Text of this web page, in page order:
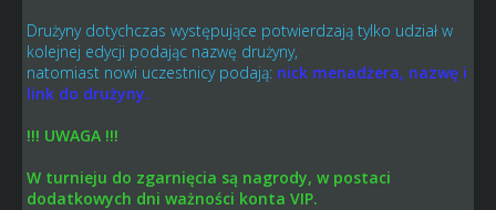
Drużyny dotychczas występujące potwierdzają tylko udział w
kolejnej edycji podając nazwę drużyny,
natomiast nowi uczestnicy podają: nick menadżera, nazwę i
link do drużyny.
!!! UWAGA !!!
W turnieju do zgarnięcia są nagrody, w postaci
dodatkowych dni ważności konta VIP.